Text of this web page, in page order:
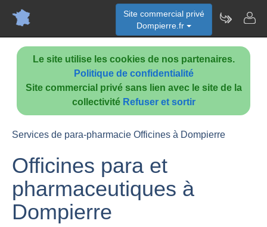
Le site utilise les cookies de nos partenaires.
Politique de confidentialité
Site commercial privé sans lien avec le site de la
collectivité Refuser et sortir
Site commercial privé
Dompierre.fr
Services de para-pharmacie Officines à Dompierre
Officines para et
pharmaceutiques à
Dompierre